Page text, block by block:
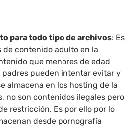
para todo tipo de archivos: Es
contenido adulto en la
que menores de edad
pueden intentar evitar y
almacena en los hosting de la
no son contenidos ilegales pero
restricción. Es por ello por lo
desde pornografía